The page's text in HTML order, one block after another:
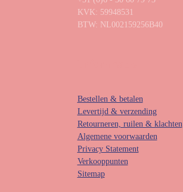
KVK: 59948531
BTW: NL002159256B40
Bestellen & betalen
Levertijd & verzending
Retourneren, ruilen & klachten
Algemene voorwaarden
Privacy Statement
Verkooppunten
Sitemap